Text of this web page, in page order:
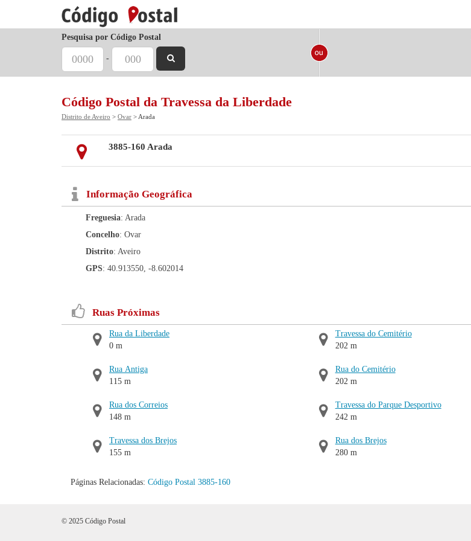
Pesquisa por Código Postal
-
Código Postal da Travessa da Liberdade
Distrito de Aveiro > Ovar > Arada
3885-160 Arada
Informação Geográfica
Freguesia: Arada
Concelho: Ovar
Distrito: Aveiro
GPS: 40.913550, -8.602014
Ruas Próximas
Rua da Liberdade
0 m
Rua Antiga
115 m
Rua dos Correios
148 m
Travessa dos Brejos
155 m
Travessa do Cemitério
202 m
Rua do Cemitério
202 m
Travessa do Parque Desportivo
242 m
Rua dos Brejos
280 m
Páginas Relacionadas: Código Postal 3885-160
© 2025 Código Postal